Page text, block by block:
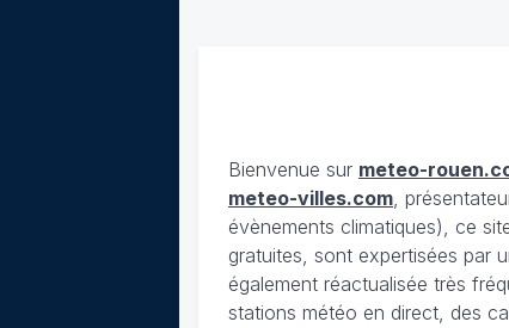
Bienvenue sur meteo-
meteo-villes.com ,
évènements climatiques), ce
gratuites, sont expertisées par
également réactualisée très
stations météo en direct, des